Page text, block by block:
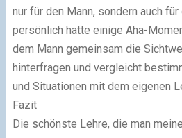
nur für den Mann, sondern auch
persönlich hatte einige Aha-
dem Mann gemeinsam die
hinterfragen und vergleicht
und Situationen mit dem eigenen
Fazit
Die schönste Lehre, die man